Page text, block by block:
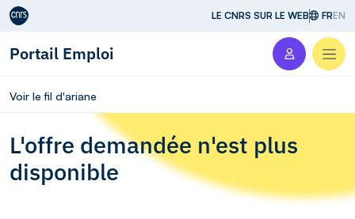
Aller au contenu LE CNRS SUR LE WEB FREN
Portail Emploi
Voir le fil d'ariane
L'offre demandée n'est plus
disponible